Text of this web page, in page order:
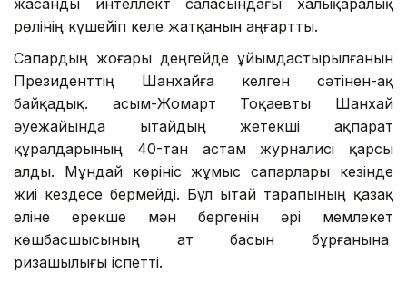
рөлінің күшейіп келе жатқанын аңғартты.
Сапардың жоғары деңгейде ұйымдастырылғанын
Президенттің Шанхайға келген сәтінен-ақ
байқадық. Қасым-Жомарт Тоқаевты Шанхай
әуежайында Қытайдың жетекші ақпарат
құралдарының 40-тан астам журналисі қарсы
алды. Мұндай көрініс жұмыс сапарлары кезінде
жиі кездесе бермейді. Бұл Қытай тарапының қазақ
еліне ерекше мән бергенін әрі мемлекет
көшбасшысының ат басын бұрғанына
ризашылығы іспетті.